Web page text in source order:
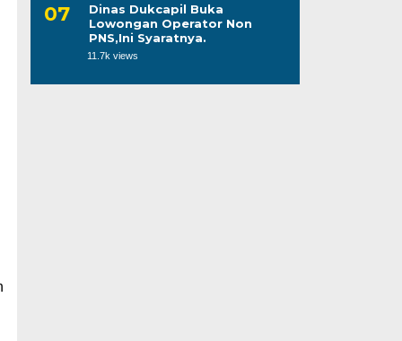
Dinas Dukcapil Buka
Lowongan Operator Non
PNS,Ini Syaratnya.
11.7k views